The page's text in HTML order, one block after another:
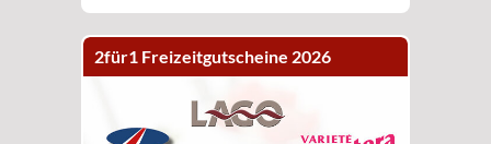
2für1 Freizeitgutscheine 2026